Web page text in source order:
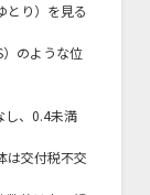
とり）を見る
のような位
し、0.4未満
は交付税不交